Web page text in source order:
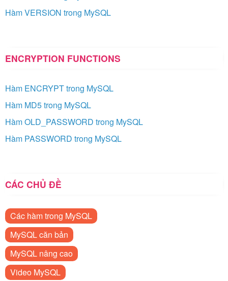
Hàm VERSION trong MySQL
ENCRYPTION FUNCTIONS
Hàm ENCRYPT trong MySQL
Hàm MD5 trong MySQL
Hàm OLD_PASSWORD trong MySQL
Hàm PASSWORD trong MySQL
CÁC CHỦ ĐỀ
Các hàm trong MySQL
MySQL căn bản
MySQL nâng cao
Video MySQL